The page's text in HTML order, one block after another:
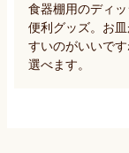
食器棚用のディ
便利グッズ。お
すいのがいいで
選べます。